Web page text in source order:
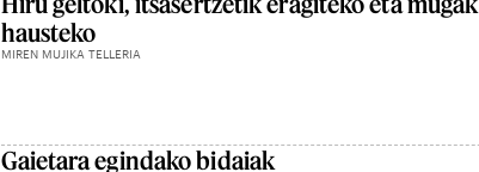
hausteko
MIREN MUJIKA TELLERIA
Gaietara egindako bidaiak